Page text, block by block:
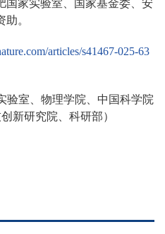
国家实验室、国家基金委、安
。
articles/s41467-025-63
验室、物理学院、中国科学院
新研究院、科研部）